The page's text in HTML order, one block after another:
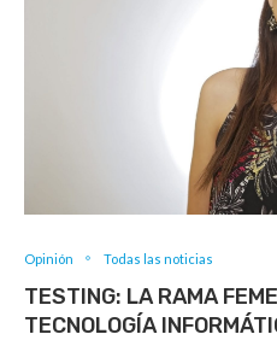
Opinión Todas las noticias
TESTING: LA RAMA
TECNOLOGÍA